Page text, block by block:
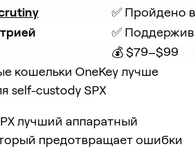
✅ Пройдено
✅
💰 $79–$99
кошельки OneKey лучше
self-custody SPX
лучший аппаратный
предотвращает ошибки